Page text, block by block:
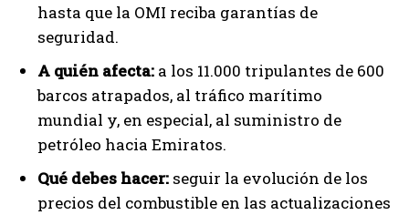
hasta que la OMI reciba garantías de
seguridad.
A quién afecta: a los 11.000 tripulantes de 600
barcos atrapados, al tráfico marítimo
mundial y, en especial, al suministro de
petróleo hacia Emiratos.
Qué debes hacer: seguir la evolución de los
precios del combustible en las actualizaciones